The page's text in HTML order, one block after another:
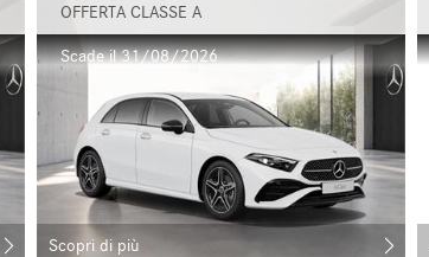
OFFERTA CLASSE A
Scade il 31/08/2026
Scopri di più